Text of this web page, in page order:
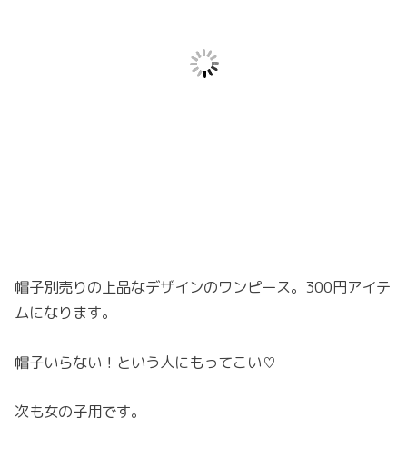
帽子別売りの上品なデザインのワンピース。300円アイテ
ムになります。
帽子いらない！という人にもってこい♡
次も女の子用です。